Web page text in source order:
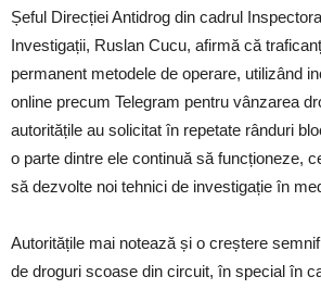
Șeful Direcției Antidrog din cadrul
Investigații, Ruslan Cucu, afirmă că
permanent metodele de operare, utilizând
online precum Telegram pentru vânzarea
autoritățile au solicitat în repetate rânduri
o parte dintre ele continuă să funcționeze,
să dezvolte noi tehnici de investigație în
Autoritățile mai notează și o creștere
de droguri scoase din circuit, în special în